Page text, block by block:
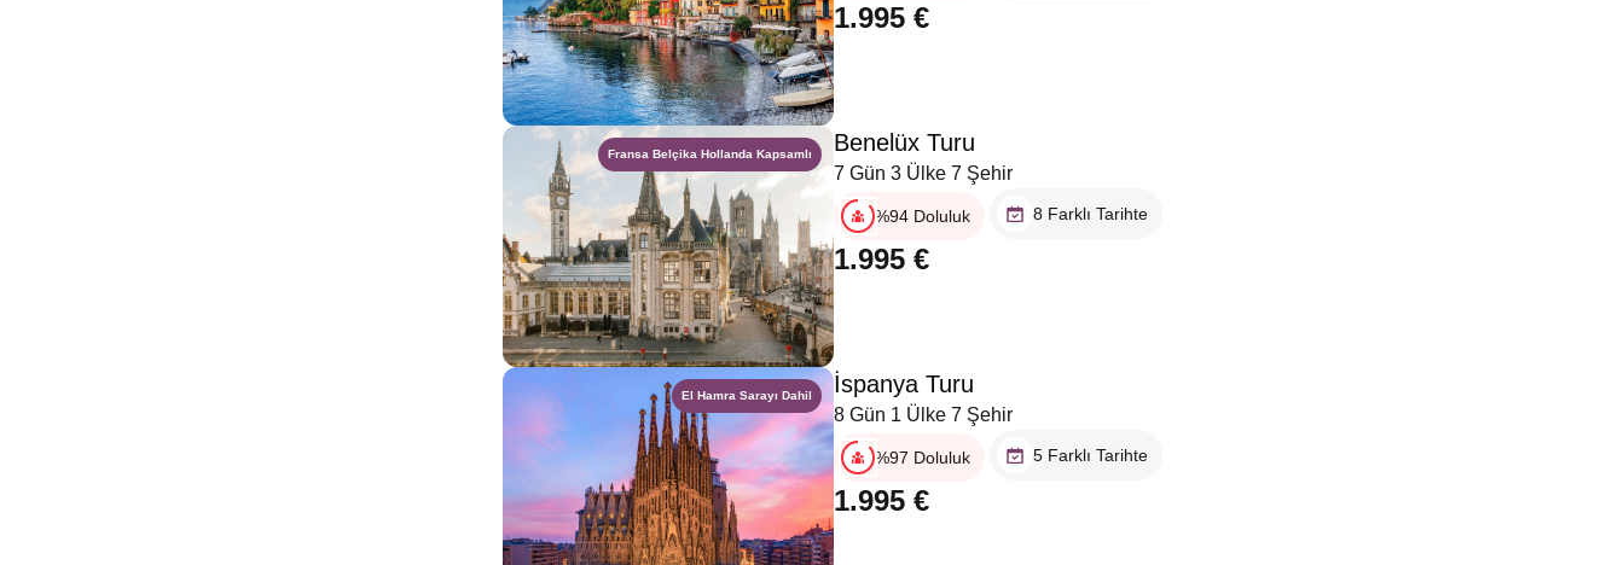
1.995 €
Fransa Belçika Hollanda Kapsamlı Benelüx Turu
7 Gün 3 Ülke 7 Şehir
%94 Doluluk 8 Farklı Tarihte
1.995 €
El Hamra Sarayı Dahil İspanya Turu
8 Gün 1 Ülke 7 Şehir
%97 Doluluk 5 Farklı Tarihte
1.995 €